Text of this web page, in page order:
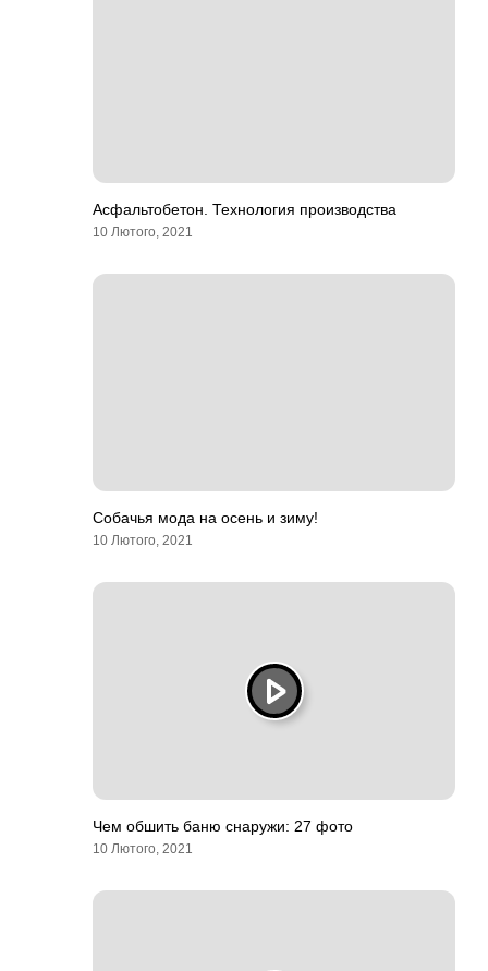
Асфальтобетон. Технология производства
10 Лютого, 2021
Собачья мода на осень и зиму!
10 Лютого, 2021
Чем обшить баню снаружи: 27 фото
10 Лютого, 2021